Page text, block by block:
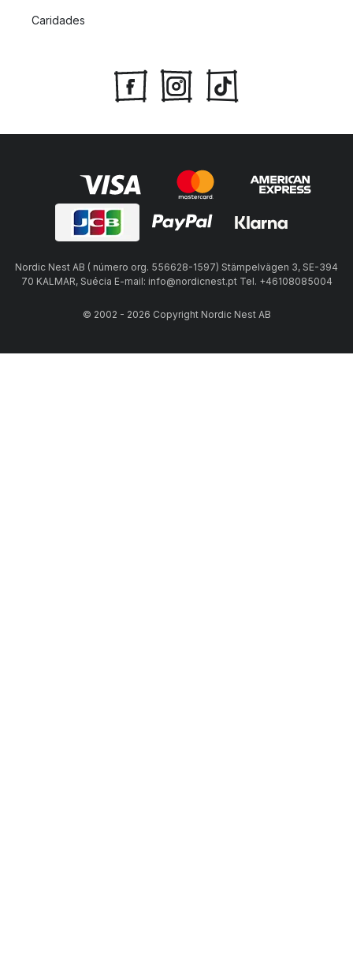
Caridades
Nordic Nest AB ( número org. 556628-1597) Stämpelvägen 3, SE-394
70 KALMAR, Suécia E-mail: info@nordicnest.pt Tel. +46108085004
© 2002 - 2026 Copyright Nordic Nest AB